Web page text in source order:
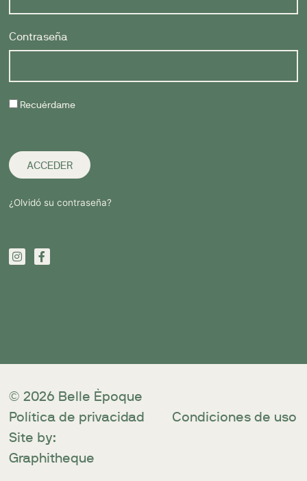
Contraseña
Recuérdame
ACCEDER
¿Olvidó su contraseña?
© 2026 Belle Èpoque
Política de privacidad Condiciones de uso
Site by:
Graphitheque